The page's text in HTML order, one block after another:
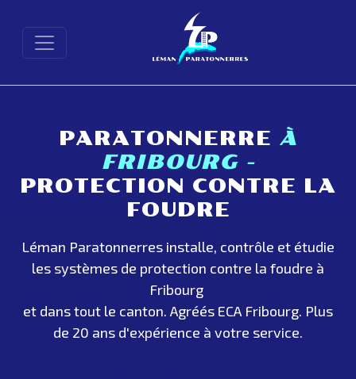
PARATONNERRE À
FRIBOURG -
PROTECTION CONTRE LA
FOUDRE
Léman Paratonnerres installe, contrôle et étudie
les systèmes de protection contre la foudre à
Fribourg
et dans tout le canton. Agréés ECA Fribourg. Plus
de 20 ans d'expérience à votre service.